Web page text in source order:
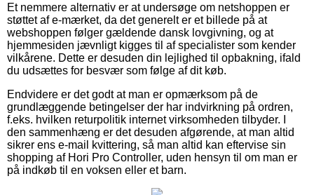
Et nemmere alternativ er at undersøge om netshoppen er
støttet af e-mærket, da det generelt er et billede på at
webshoppen følger gældende dansk lovgivning, og at
hjemmesiden jævnligt kigges til af specialister som kender
vilkårene. Dette er desuden din lejlighed til opbakning, ifald
du udsættes for besvær som følge af dit køb.
Endvidere er det godt at man er opmærksom på de
grundlæggende betingelser der har indvirkning på ordren,
f.eks. hvilken returpolitik internet virksomheden tilbyder. I
den sammenhæng er det desuden afgørende, at man altid
sikrer ens e-mail kvittering, så man altid kan eftervise sin
shopping af Hori Pro Controller, uden hensyn til om man er
på indkøb til en voksen eller et barn.